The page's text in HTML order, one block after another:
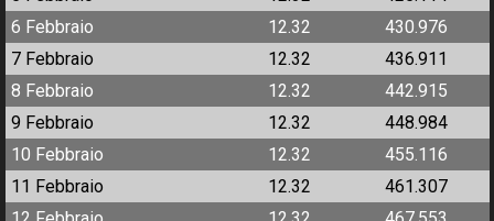
6 Febbraio
12.32
430.976
7 Febbraio
12.32
436.911
8 Febbraio
12.32
442.915
9 Febbraio
12.32
448.984
10 Febbraio
12.32
455.116
11 Febbraio
12.32
461.307